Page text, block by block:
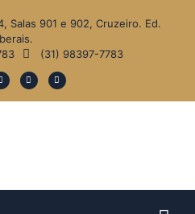
Salas 901 e 902, Cruzeiro. Ed.
(31) 98397-7783